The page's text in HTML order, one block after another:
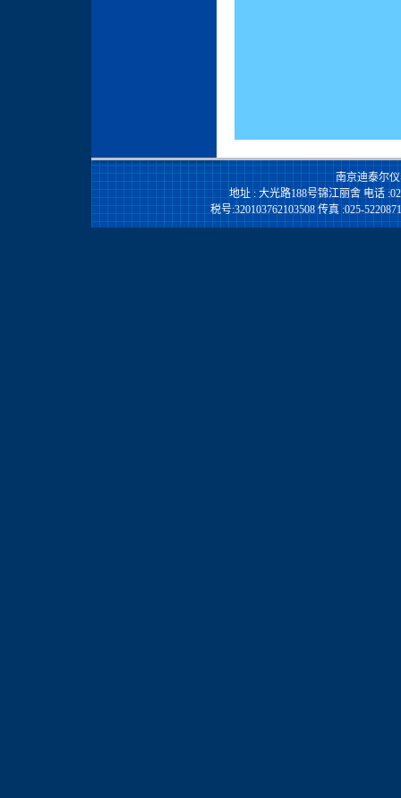
南京迪泰尔
地址 : 大光路188号锦江丽舍 电话
税号:320103762103508 传真 :025-